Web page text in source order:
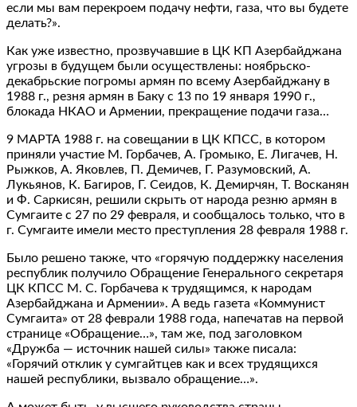
если мы вам перекроем подачу нефти, газа, что вы будете
делать?».
Как уже известно, прозвучавшие в ЦК КП Азербайджана
угрозы в будущем были осуществлены: ноябрьско-
декабрьские погромы армян по всему Азербайджану в
1988 г., резня армян в Баку с 13 по 19 января 1990 г.,
блокада НКАО и Армении, прекращение подачи газа…
9 МАРТА 1988 г. на совещании в ЦК КПСС, в котором
приняли участие М. Горбачев, А. Громыко, Е. Лигачев, Н.
Рыжков, А. Яковлев, П. Демичев, Г. Разумовский, А.
Лукьянов, К. Багиров, Г. Сеидов, К. Демирчян, Т. Восканян
и Ф. Саркисян, решили скрыть от народа резню армян в
Сумгаите с 27 по 29 февраля, и сообщалось только, что в
г. Сумгаите имели место преступления 28 февраля 1988 г.
Было решено также, что «горячую поддержку населения
республик получило Обращение Генерального секретаря
ЦК КПСС М. С. Горбачева к трудящимся, к народам
Азербайджана и Армении». А ведь газета «Коммунист
Сумгаита» от 28 феврали 1988 года, напечатав на первой
странице «Обращение…», там же, под заголовком
«Дружба — источник нашей силы» также писала:
«Горячий отклик у сумгайтцев как и всех трудящихся
нашей республики, вызвало обращение…».